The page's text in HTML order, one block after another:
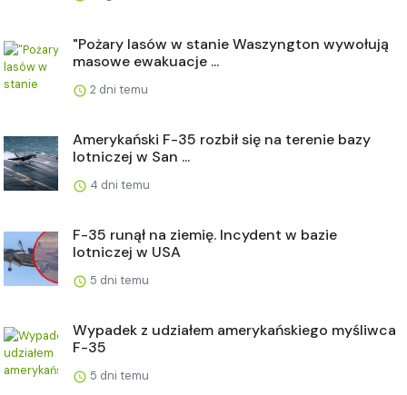
"Pożary lasów w stanie Waszyngton wywołują
masowe ewakuacje ...
2 dni temu
Amerykański F-35 rozbił się na terenie bazy
lotniczej w San ...
4 dni temu
F-35 runął na ziemię. Incydent w bazie
lotniczej w USA
5 dni temu
Wypadek z udziałem amerykańskiego myśliwca
F-35
5 dni temu